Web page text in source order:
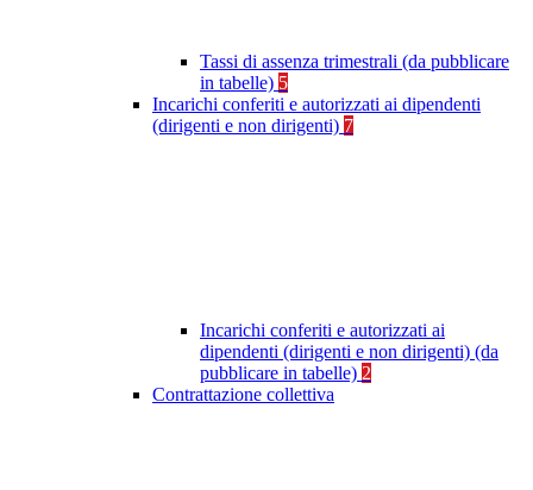
Tassi di assenza trimestrali (da pubblicare
in tabelle) 5
Incarichi conferiti e autorizzati ai dipendenti
(dirigenti e non dirigenti) 7
Incarichi conferiti e autorizzati ai
dipendenti (dirigenti e non dirigenti) (da
pubblicare in tabelle) 2
Contrattazione collettiva